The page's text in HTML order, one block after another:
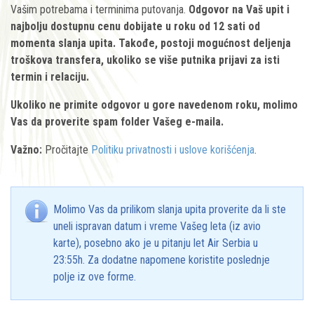
Vašim potrebama i terminima putovanja. Odgovor na Vaš upit i
najbolju dostupnu cenu dobijate u roku od 12 sati od
momenta slanja upita. Takođe, postoji mogućnost deljenja
troškova transfera, ukoliko se više putnika prijavi za isti
termin i relaciju.
Ukoliko ne primite odgovor u gore navedenom roku, molimo
Vas da proverite spam folder Vašeg e-maila.
Važno: Pročitajte Politiku privatnosti i uslove korišćenja.
Molimo Vas da prilikom slanja upita proverite da li ste
uneli ispravan datum i vreme Vašeg leta (iz avio
karte), posebno ako je u pitanju let Air Serbia u
23:55h. Za dodatne napomene koristite poslednje
polje iz ove forme.